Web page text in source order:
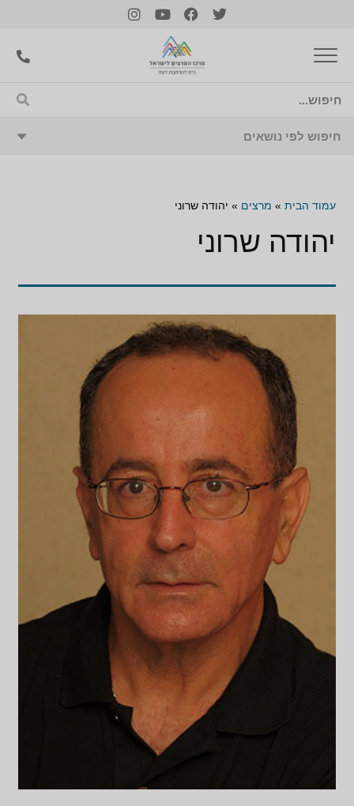
עמוד הבית » מרצים » יהודה שרוני
יהודה שרוני